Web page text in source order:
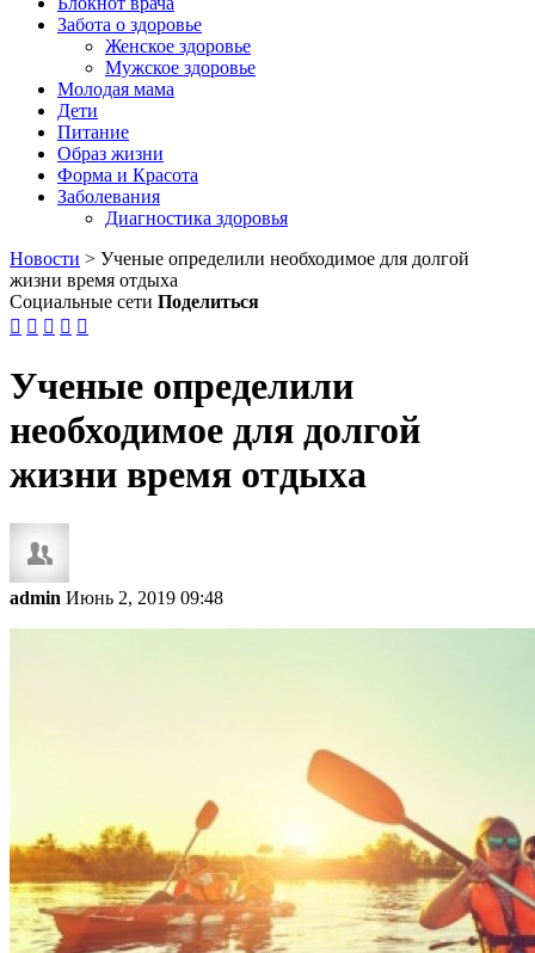
Забота о здоровье
Женское здоровье
Мужское здоровье
Молодая мама
Дети
Питание
Образ жизни
Форма и Красота
Заболевания
Диагностика здоровья
Новости > Ученые определили необходимое для долгой
жизни время отдыха
Социальные сети Поделиться
    
Ученые определили
необходимое для долгой
жизни время отдыха
admin Июнь 2, 2019 09:48